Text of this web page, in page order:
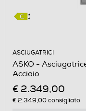
ASCIUGATRICI
ASKO -
Acciaio
€ 2.349,00
€ 2.349,00consigliato